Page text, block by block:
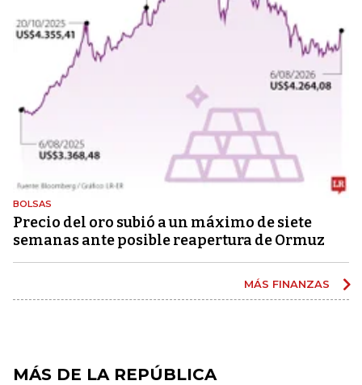
BOLSAS
Precio del oro subió a un máximo de siete
semanas ante posible reapertura de Ormuz
MÁS FINANZAS
MÁS DE LA REPÚBLICA